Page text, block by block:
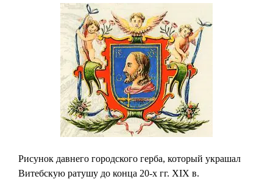
Рисунок давнего городского герба, который украшал
Витебскую ратушу до конца 20-х гг. XIX в.